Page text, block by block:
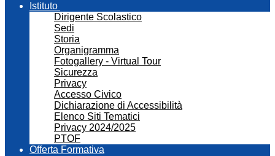
Istituto
Dirigente Scolastico
Sedi
Storia
Organigramma
Fotogallery - Virtual Tour
Sicurezza
Privacy
Accesso Civico
Dichiarazione di Accessibilità
Elenco Siti Tematici
Privacy 2024/2025
PTOF
Offerta Formativa